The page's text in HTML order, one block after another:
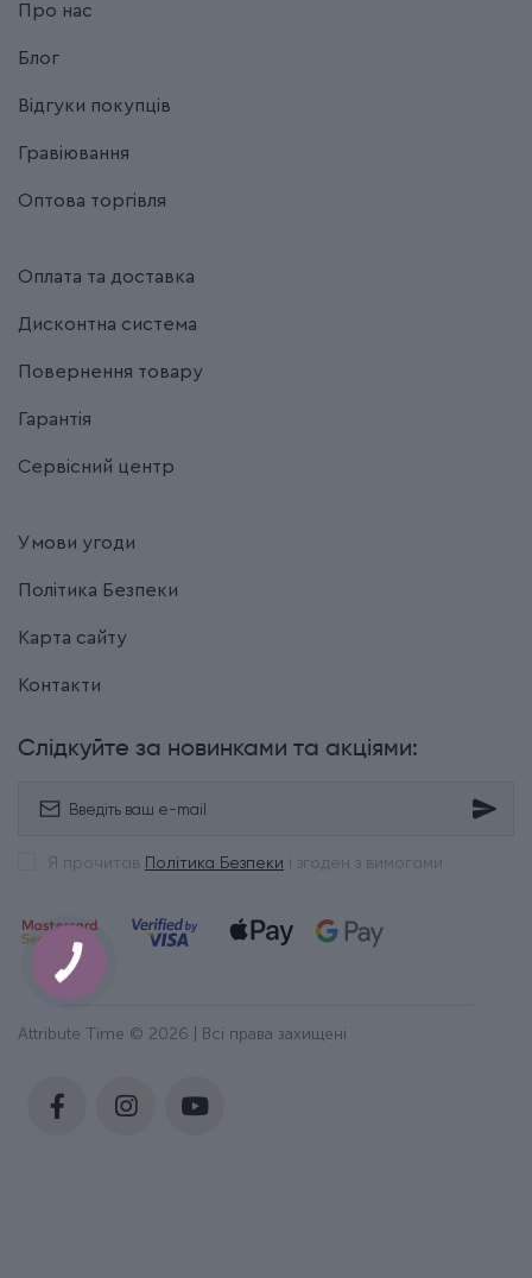
Про нас
Блог
Відгуки покупців
Гравіювання
Оптова торгівля
Оплата та доставка
Дисконтна система
Повернення товару
Гарантія
Сервісний центр
Умови угоди
Політика Безпеки
Карта сайту
Контакти
Слідкуйте за новинками та акціями:
Я прочитав Політика Безпеки і згоден з вимогами
Attribute Time © 2026 | Всі права захищені